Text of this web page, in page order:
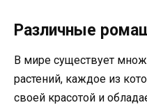
Различные
В мире существует
растений, каждое из
своей красотой и